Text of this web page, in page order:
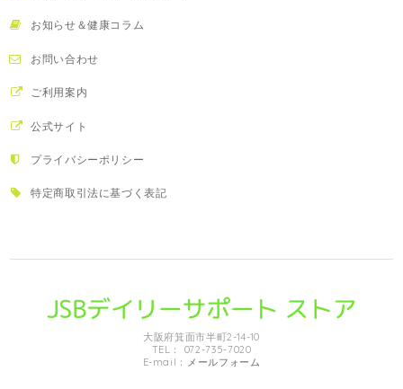
お知らせ＆健康コラム
お問い合わせ
ご利用案内
公式サイト
プライバシーポリシー
特定商取引法に基づく表記
大阪府箕面市半町2-14-10
TEL： 072-735-7020
E-mail： メールフォーム